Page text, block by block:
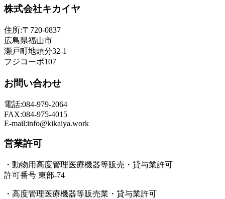
株式会社キカイヤ
住所:〒720-0837
広島県福山市
瀬戸町地頭分32-1
フジコーポ107
お問い合わせ
電話:084-979-2064
FAX:084-975-4015
E-mail:info@kikaiya.work
営業許可
・動物用高度管理医療機器等販売・貸与業許可
許可番号 東部-74
・高度管理医療機器等販売業・貸与業許可